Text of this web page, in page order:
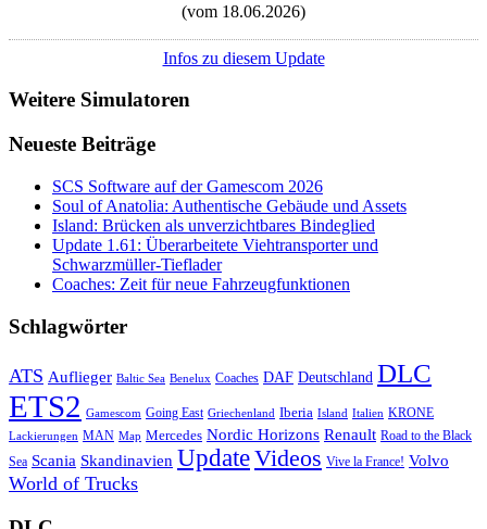
(vom 18.06.2026)
Infos zu diesem Update
Weitere Simulatoren
Neueste Beiträge
SCS Software auf der Gamescom 2026
Soul of Anatolia: Authentische Gebäude und Assets
Island: Brücken als unverzichtbares Bindeglied
Update 1.61: Überarbeitete Viehtransporter und
Schwarzmüller-Tieflader
Coaches: Zeit für neue Fahrzeugfunktionen
Schlagwörter
ATS Auflieger Baltic Sea Benelux Coaches DAF Deutschland DLC
ETS2 Gamescom Going East Griechenland Iberia Island Italien KRONE
Lackierungen MAN Map Mercedes Nordic Horizons Renault Road to the Black
Sea Scania Skandinavien UpdateVideos Vive la France! Volvo
World of Trucks